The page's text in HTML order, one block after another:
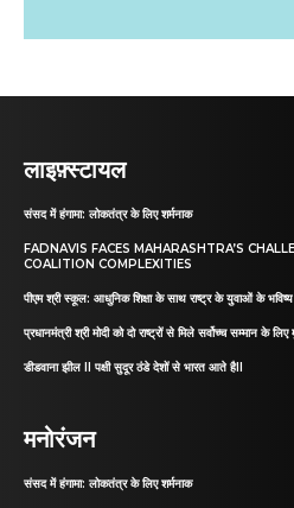
लाइफ़्स्टायल
संसद में हंगामा: लोकतंत्र के लिए शर्मनाक
FADNAVIS FACES MAHARASHTRA’S
COALITION COMPLEXITIES
पीएम श्री स्कूल: आधुनिक शिक्षा के साथ राष्ट्र के युवाओं के भविष्य
प्रधानमंत्री श्री मोदी को दो राष्ट्रों से मिले सर्वोच्च सम्मान के
डीडवाना झील II पक्षी सुदूर ठंडे देशों से भारत आते हैII
मनोरंजन
संसद में हंगामा: लोकतंत्र के लिए शर्मनाक